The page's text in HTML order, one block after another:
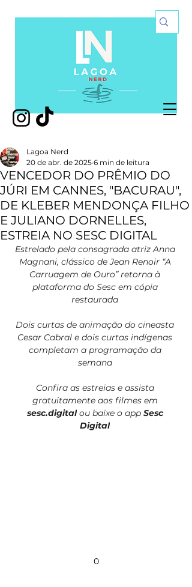
VENCEDOR DO PRÊMIO DO
JÚRI EM CANNES, "BACURAU",
DE KLEBER MENDONÇA FILHO
E JULIANO DORNELLES,
ESTREIA NO SESC DIGITAL
Lagoa Nerd
20 de abr. de 2025 6 min de leitura
Estrelado pela consagrada atriz Anna
Magnani, clássico de Jean Renoir “A
Carruagem de Ouro” retorna à
plataforma do Sesc em cópia
restaurada
Dois curtas de animação do cineasta
Cesar Cabral e dois curtas indígenas
completam a programação da
semana
Confira as estreias e assista
gratuitamente aos filmes em
sesc.digital ou baixe o app Sesc
Digital
0